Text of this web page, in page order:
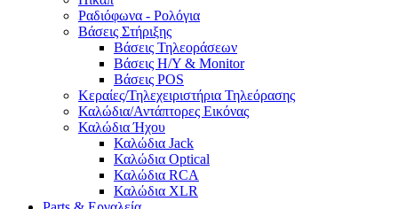
Ραδιόφωνα - Ρολόγια
Βάσεις Στήριξης
Βάσεις Τηλεοράσεων
Βάσεις Η/Υ & Monitor
Βάσεις POS
Κεραίες/Τηλεχειριστήρια Τηλεόρασης
Καλώδια/Αντάπτορες Εικόνας
Καλώδια Ήχου
Καλώδια Jack
Καλώδια Optical
Καλώδια RCA
Καλώδια XLR